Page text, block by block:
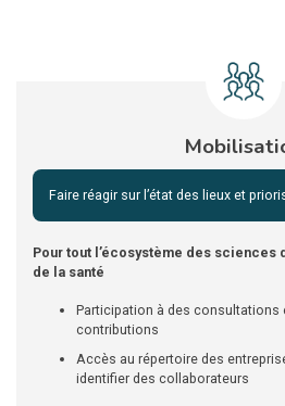
Faire réagir sur l’état des lieux et
Pour tout l’écosystème des
de la santé
Participation à des consultations
contributions
Accès au répertoire des
identifier des collaborateurs